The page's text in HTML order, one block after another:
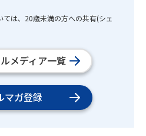
は、20歳未満の方への共有(シェ
メディア一覧
マガ登録